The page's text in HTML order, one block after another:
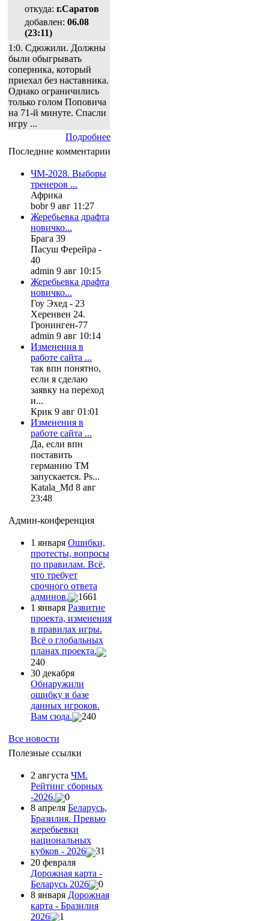
откуда: г.Саратов
добавлен: 06.08
(23:11)
1:0. Сдюжили. Должны
были обыгрывать
соперника, который
приехал без наставника.
Однако ограничились
только голом Поповича
на 71-й минуте. Спасли
игру ...
Подробнее
Последние комментарии
ЧМ-2028. Выборы
тренеров ...
Африка
bobr 9 авг 11:27
Жеребьевка драфта
новичко...
Брага 39
Пасуш Ферейра -
40
admin 9 авг 10:15
Жеребьевка драфта
новичко...
Гоу Эхед - 23
Херенвен 24.
Гронинген-77
admin 9 авг 10:14
Изменения в
работе сайта ...
так впн понятно,
если я сделаю
заявку на переход
и...
Крик 9 авг 01:01
Изменения в
работе сайта ...
Да, если впн
поставить
германию ТМ
запускается. Ps...
Katala_Md 8 авг
23:48
Админ-конференция
1 января Ошибки,
протесты, вопросы
по правилам. Всё,
что требует
срочного ответа
админов.
1661
1 января Развитие
проекта, изменения
в правилах игры.
Всё о глобальных
планах проекта.
240
30 декабря
Обнаружили
ошибку в базе
данных игроков.
Вам сюда.
240
Все новости
Полезные ссылки
2 августа ЧМ.
Рейтинг сборных
-2026.
0
8 апреля Беларусь,
Бразилия. Превью
жеребьевки
национальных
кубков - 2026
31
20 февраля
Дорожная карта -
Беларусь 2026
0
8 января Дорожная
карта - Бразилия
2026
1